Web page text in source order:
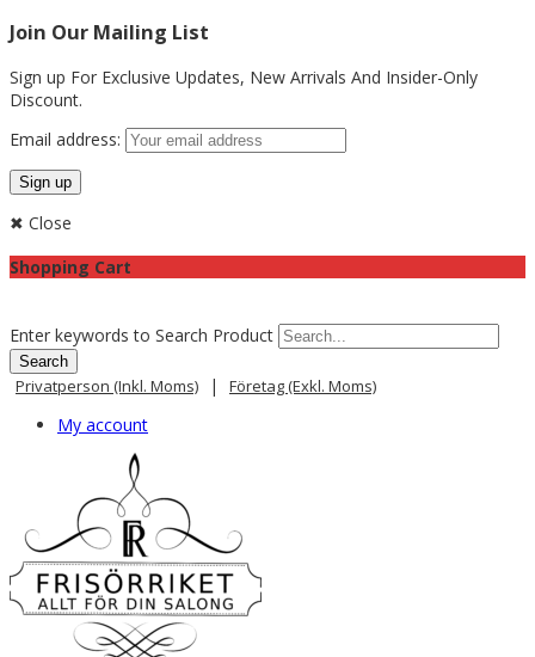
Join Our Mailing List
Sign up For Exclusive Updates, New Arrivals And Insider-Only
Discount.
Email address:
✖ Close
Shopping Cart
Enter keywords to Search Product
Privatperson (inkl. Moms) | Företag (exkl. Moms)
My account